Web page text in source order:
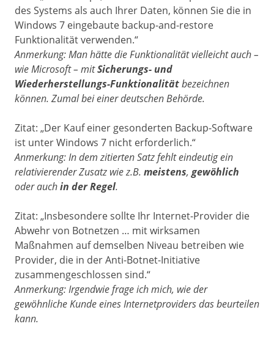
des Systems als auch Ihrer Daten, können Sie die in
Windows 7 eingebaute backup-and-restore
Funktionalität verwenden.“
Anmerkung: Man hätte die Funktionalität vielleicht auch –
wie Microsoft – mitSicherungs- und
Wiederherstellungs-Funktionalitätbezeichnen
können. Zumal bei einer deutschen Behörde.
Zitat: „Der Kauf einer gesonderten Backup-Software
ist unter Windows 7 nicht erforderlich.“
Anmerkung: In dem zitierten Satz fehlt eindeutig ein
relativierender Zusatz wie z.B. meistens, gewöhlich
oder auchin der Regel.
Zitat: „Insbesondere sollte Ihr Internet-Provider die
Abwehr von Botnetzen … mit wirksamen
Maßnahmen auf demselben Niveau betreiben wie
Provider, die in derAnti-Botnet-Initiative
zusammengeschlossen sind.“
Anmerkung: Irgendwie frage ich mich, wie der
gewöhnliche Kunde eines Internetproviders das beurteilen
kann.